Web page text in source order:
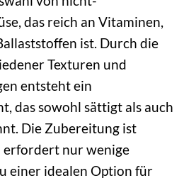
das reich an Vitaminen,
ist. Durch die
Texturen und
entsteht ein
das sowohl sättigt als auch
Die Zubereitung ist
erfordert nur wenige
einer idealen Option für